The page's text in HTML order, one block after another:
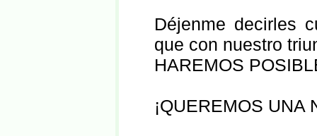
Déjenme decirles
que con nuestro
HAREMOS
¡QUEREMOS UNA